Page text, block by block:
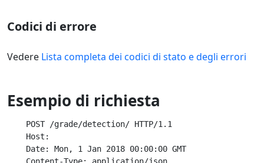
Codici di errore
Vedere Lista completa dei codici di stato e degli errori
Esempio di richiesta
    POST /grade/detection/ HTTP/1.1
    Host:
    Date: Mon, 1 Jan 2018 00:00:00 GMT
    Content-Type: application/json